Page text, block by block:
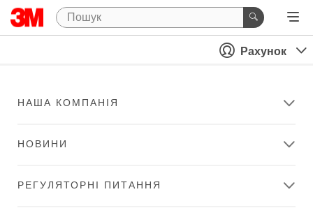
Рахунок
НАША КОМПАНІЯ
НОВИНИ
РЕГУЛЯТОРНІ ПИТАННЯ